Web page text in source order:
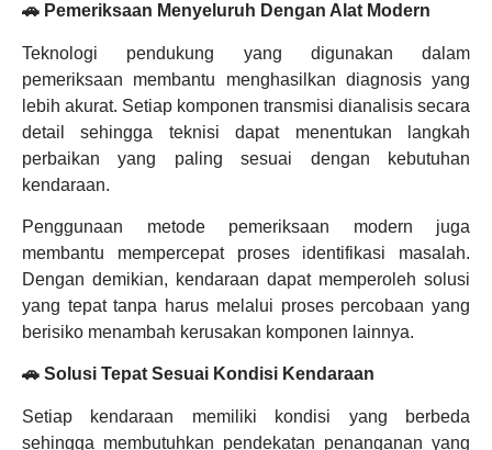
🚗 Pemeriksaan Menyeluruh Dengan Alat Modern
Teknologi pendukung yang digunakan dalam
pemeriksaan membantu menghasilkan diagnosis yang
lebih akurat. Setiap komponen transmisi dianalisis secara
detail sehingga teknisi dapat menentukan langkah
perbaikan yang paling sesuai dengan kebutuhan
kendaraan.
Penggunaan metode pemeriksaan modern juga
membantu mempercepat proses identifikasi masalah.
Dengan demikian, kendaraan dapat memperoleh solusi
yang tepat tanpa harus melalui proses percobaan yang
berisiko menambah kerusakan komponen lainnya.
🚗 Solusi Tepat Sesuai Kondisi Kendaraan
Setiap kendaraan memiliki kondisi yang berbeda
sehingga membutuhkan pendekatan penanganan yang